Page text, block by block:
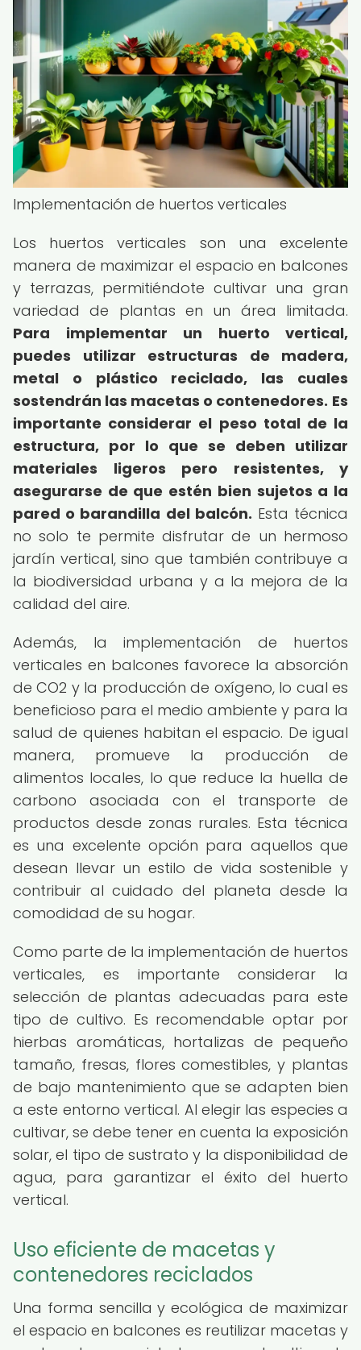
Implementación de huertos verticales
Los huertos verticales son una excelente
manera de maximizar el espacio en balcones
y terrazas, permitiéndote cultivar una gran
variedad de plantas en un área limitada.
Para implementar un huerto vertical,
puedes utilizar estructuras de madera,
metal o plástico reciclado, las cuales
sostendrán las macetas o contenedores. Es
importante considerar el peso total de la
estructura, por lo que se deben utilizar
materiales ligeros pero resistentes, y
asegurarse de que estén bien sujetos a la
pared o barandilla del balcón. Esta técnica
no solo te permite disfrutar de un hermoso
jardín vertical, sino que también contribuye a
la biodiversidad urbana y a la mejora de la
calidad del aire.
Además, la implementación de huertos
verticales en balcones favorece la absorción
de CO2 y la producción de oxígeno, lo cual es
beneficioso para el medio ambiente y para la
salud de quienes habitan el espacio. De igual
manera, promueve la producción de
alimentos locales, lo que reduce la huella de
carbono asociada con el transporte de
productos desde zonas rurales. Esta técnica
es una excelente opción para aquellos que
desean llevar un estilo de vida sostenible y
contribuir al cuidado del planeta desde la
comodidad de su hogar.
Como parte de la implementación de huertos
verticales, es importante considerar la
selección de plantas adecuadas para este
tipo de cultivo. Es recomendable optar por
hierbas aromáticas, hortalizas de pequeño
tamaño, fresas, flores comestibles, y plantas
de bajo mantenimiento que se adapten bien
a este entorno vertical. Al elegir las especies a
cultivar, se debe tener en cuenta la exposición
solar, el tipo de sustrato y la disponibilidad de
agua, para garantizar el éxito del huerto
vertical.
Uso eficiente de macetas y
contenedores reciclados
Una forma sencilla y ecológica de maximizar
el espacio en balcones es reutilizar macetas y